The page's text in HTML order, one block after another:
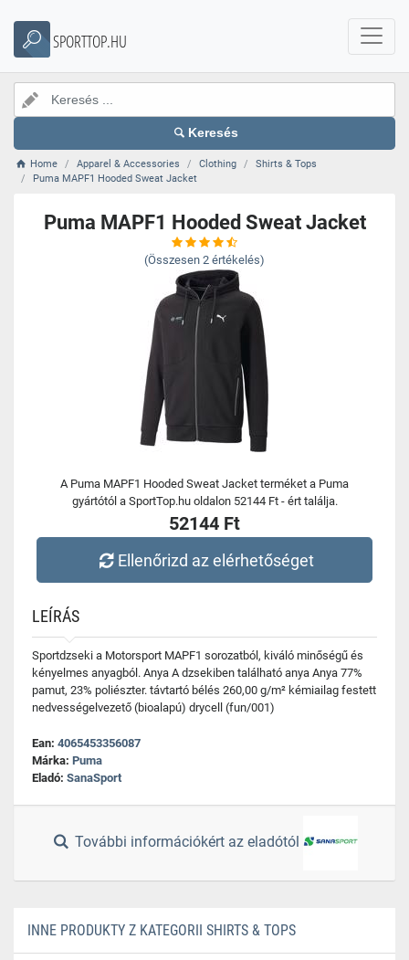
SPORTTOP.HU
Keresés
Home Apparel & Accessories Clothing
Shirts & Tops
Puma MAPF1 Hooded Sweat Jacket
Puma MAPF1 Hooded Sweat Jacket
(Összesen 2 értékelés)
A Puma MAPF1 Hooded Sweat Jacket terméket a Puma
gyártótól a SportTop.hu oldalon 52144 Ft - ért találja.
52144 Ft
Ellenőrizd az elérhetőséget
LEÍRÁS
Sportdzseki a Motorsport MAPF1 sorozatból, kiváló minőségű és
kényelmes anyagból. Anya A dzsekiben található anya Anya 77%
pamut, 23% poliészter. távtartó bélés 260,00 g/m² kémiailag festett
nedvességelvezető (bioalapú) drycell (fun/001)
Ean: 4065453356087
Márka: Puma
Eladó: SanaSport
További információkért az eladótól
INNE PRODUKTY Z KATEGORII SHIRTS & TOPS